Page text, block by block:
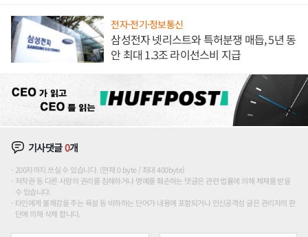
전자·전기·정보통신
삼성전자 넷리스트와 특허분쟁 매듭, 5년 동
안 최대 1.3조 라이선스비 지급
기사댓글0개
200자까지 쓰실 수 있습니다. (현재 0 byte / 최대 400byte)
저작권 등 다른 사람의 권리를 침해하거나 명예를 훼손하는 댓글은 관련 법률에 의해 제재를 받을
수 있습니다.
타인에게 불쾌감을 주는 욕설 등 비하하는 단어가 내용에 포함되거나 인신공격성 글은 관리자의 판
단에 의해 삭제 합니다.